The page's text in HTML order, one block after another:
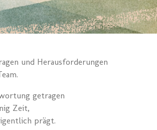
und Herausforderungen
getragen
Zeit,
prägt.